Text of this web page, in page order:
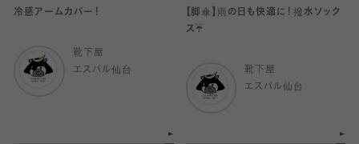
冷感アームカバー！
靴下屋
エスパル仙台
【脚傘】雨の日も快適に！撥水ソック
ス☔️
靴下屋
エスパル仙台